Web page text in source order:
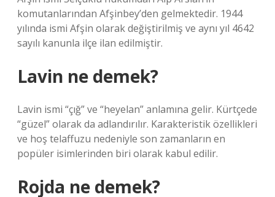
komutanlarından Afşinbey’den gelmektedir. 1944
yılında ismi Afşin olarak değiştirilmiş ve aynı yıl 4642
sayılı kanunla ilçe ilan edilmiştir.
Lavin ne demek?
Lavin ismi “çığ” ve “heyelan” anlamına gelir. Kürtçede
“güzel” olarak da adlandırılır. Karakteristik özellikleri
ve hoş telaffuzu nedeniyle son zamanların en
popüler isimlerinden biri olarak kabul edilir.
Rojda ne demek?